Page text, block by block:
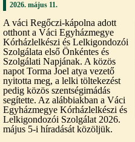
2026. május 11.
A váci Regőczi-kápolna adott
otthont a Váci Egyházmegye
Kórházlelkészi és Lelkigondozói
Szolgálata első Önkéntes és
Szolgálati Napjának. A közös
napot Torma Joel atya vezető
nyitotta meg, a lelki töltekezést
pedig közös szentségimádás
segítette. Az alábbiakban a Váci
Egyházmegye Kórházlelkészi és
Lelkigondozói Szolgálat 2026.
május 5-i híradását közöljük.